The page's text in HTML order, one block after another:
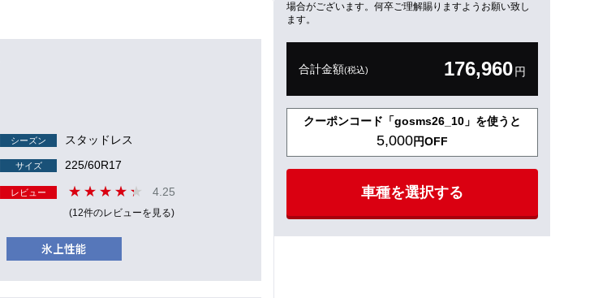
シーズン スタッドレス
サイズ 225/60R17
レビュー 4.25
(12件のレビューを見る)
場合がございます。何卒ご理解賜りますようお願い致し
ます。
合計金額(税込) 176,960円
クーポンコード「gosms26_10」を使うと
5,000円OFF
車種を選択する